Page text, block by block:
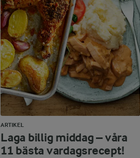
ARTIKEL
Laga billig middag – våra
11 bästa vardagsrecept!